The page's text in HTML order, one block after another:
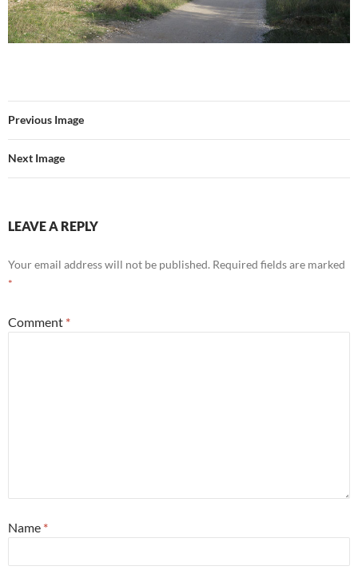
Previous Image
Next Image
LEAVE A REPLY
Your email address will not be published. Required fields are marked
*
Comment *
Name *